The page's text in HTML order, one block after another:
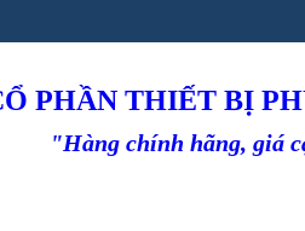
PHẦN THIẾT BỊ
"Hàng chính hãng, giá